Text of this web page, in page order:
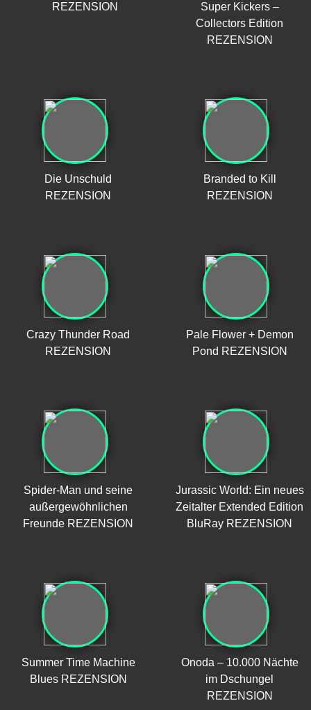
REZENSION
Super Kickers –
Collectors Edition
REZENSION
Die Unschuld
REZENSION
Branded to Kill
REZENSION
Crazy Thunder Road
REZENSION
Pale Flower + Demon
Pond REZENSION
Spider-Man und seine
außergewöhnlichen
Freunde REZENSION
Jurassic World: Ein neues
Zeitalter Extended Edition
BluRay REZENSION
Summer Time Machine
Blues REZENSION
Onoda – 10.000 Nächte
im Dschungel
REZENSION